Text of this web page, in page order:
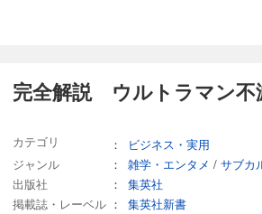
完全解説 ウルトラマン不
カテゴリ ：
ビジネス・実用
ジャンル
： 雑学・エンタメ / サブカ
出版社
：
集英社
掲載誌・レーベル ：
集英社新書